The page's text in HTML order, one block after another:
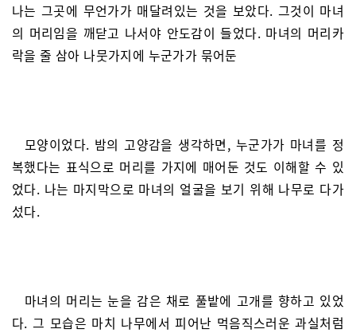
나는 그곳에 무언가가 매달려있는 것을 보았다. 그것이 마녀
의 머리임을 깨닫고 나서야 안도감이 들었다. 마녀의 머리카
락을 줄 삼아 나뭇가지에 누군가가 묶어둔
모양이었다. 밤의 고양감을 생각하면, 누군가가 마녀를 정
복했다는 표식으로 머리를 가지에 매어둔 것도 이해할 수 있
었다. 나는 마지막으로 마녀의 얼굴을 보기 위해 나무로 다가
섰다.
마녀의 머리는 눈을 감은 채로 풀밭에 고개를 향하고 있었
다. 그 모습은 마치 나무에서 피어난 먹음직스러운 과실처럼